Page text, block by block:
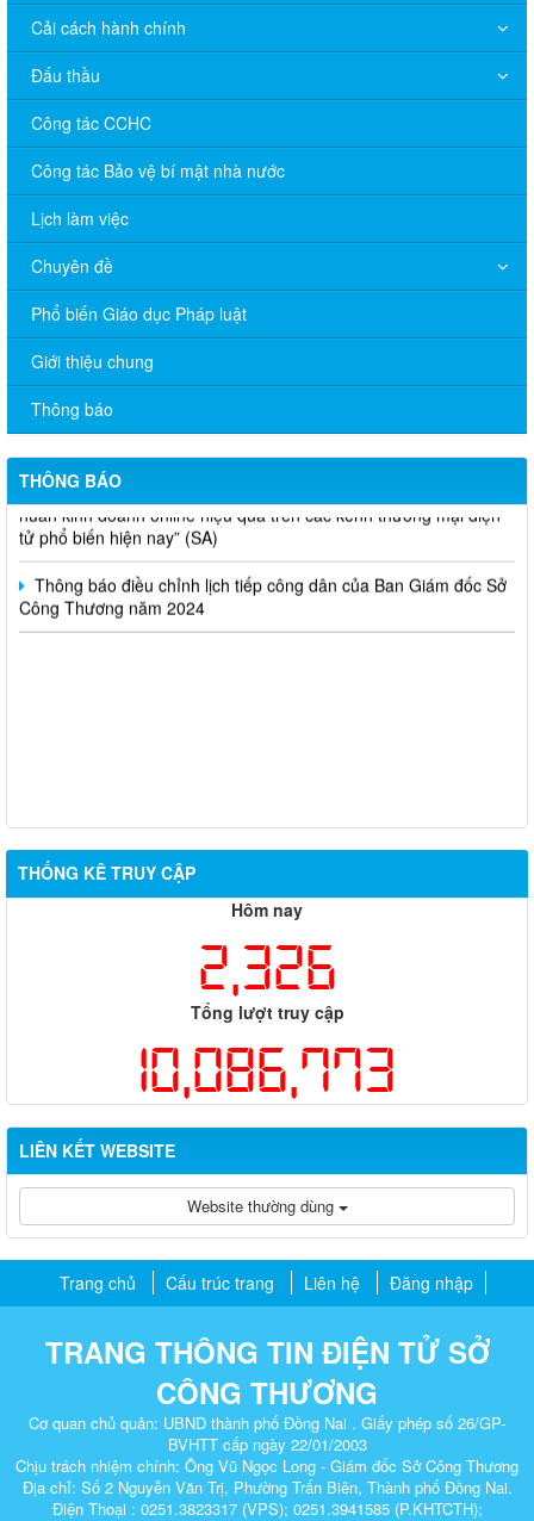
Cải cách hành chính
Đấu thầu
Công tác CCHC
Công tác Bảo vệ bí mật nhà nước
Lịch làm việc
Chuyên đề
Phổ biến Giáo dục Pháp luật
Giới thiệu chung
Thông báo
THÔNG BÁO
V/v đề nghị báo cáo hệ thống phân phối, nhãn hiệu hàng hóa
và hoạt động mua bán khí trên địa bàn tỉnh năm 2025 (nhắc lần
2).
Thông báo bán thanh lý tài sản công theo hình thức chỉ định
Thông báo lựa chọn nhà thầu thực hiện gói thầu: “tổ chức tập
huấn kinh doanh online hiệu quả trên các kênh thương mại điện
tử phổ biến hiện nay” (SA)
Thông báo điều chỉnh lịch tiếp công dân của Ban Giám đốc Sở
Công Thương năm 2024
THỐNG KÊ TRUY CẬP
Hôm nay
2,326
Tổng lượt truy cập
10,086,773
LIÊN KẾT WEBSITE
Website thường dùng
Trang chủ Cấu trúc trang Liên hệ Đăng nhập
TRANG THÔNG TIN ĐIỆN TỬ SỞ
CÔNG THƯƠNG
Cơ quan chủ quản: UBND thành phố Đồng Nai . Giấy phép số 26/GP-
BVHTT cấp ngày 22/01/2003
Chịu trách nhiệm chính: Ông Vũ Ngọc Long - Giám đốc Sở Công Thương
Địa chỉ: Số 2 Nguyễn Văn Trị, Phường Trấn Biên, Thành phố Đồng Nai.
Điện Thoại : 0251.3823317 (VPS); 0251.3941585 (P.KHTCTH);